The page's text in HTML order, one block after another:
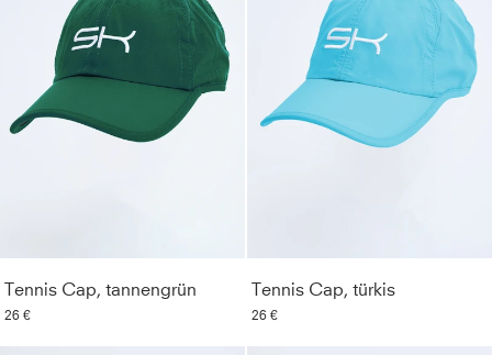
Tennis Cap, tannengrün
26 €
Tennis Cap, türkis
26 €